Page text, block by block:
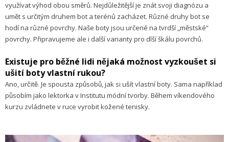
využívat výhod obou směrů. Nejdůležitější je znát svoji diagnózu a
umět s určitým druhem bot a terénů zacházet. Různé druhy bot se
hodí na různé povrchy. Naše boty jsou určené na tvrdší „městské“
povrchy. Připravujeme ale i další varianty pro dlší škálu povrchů.
Existuje pro běžné lidi nějaká možnost vyzkoušet si
ušití boty vlastní rukou?
Ano, určitě. Je spousta způsobů, jak si ušít vlastní boty. Sama například
působím jako lektorka v Institutu módní tvorby. Během víkendového
kurzu zvládnete v ruce vyrobit kožené tenisky.